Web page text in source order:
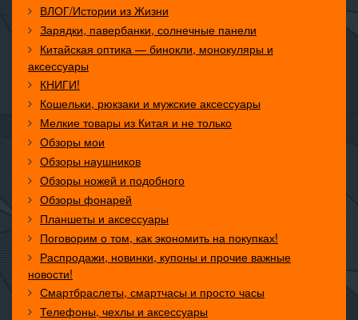
ВЛОГ/Истории из Жизни
Зарядки, павербанки, солнечные панели
Китайская оптика — бинокли, монокуляры и
аксессуары
КНИГИ!
Кошельки, рюкзаки и мужские аксессуары
Мелкие товары из Китая и не только
Обзоры мои
Обзоры наушников
Обзоры ножей и подобного
Обзоры фонарей
Планшеты и аксессуары
Поговорим о том, как экономить на покупках!
Распродажи, новинки, купоны и прочие важные
новости!
Смартбраслеты, смартчасы и просто часы
Телефоны, чехлы и аксессуары